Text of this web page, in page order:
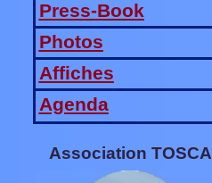
Association TOSCA
Press-Book
Photos
Affiches
Agenda